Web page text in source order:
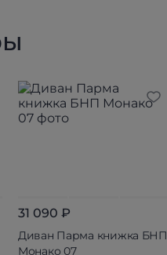
31 090 ₽
Диван Парма книжка БНП
Монако 07